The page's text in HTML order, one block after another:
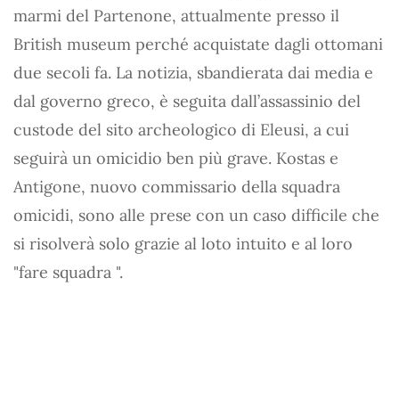
marmi del Partenone, attualmente presso il
British museum perché acquistate dagli ottomani
due secoli fa. La notizia, sbandierata dai media e
dal governo greco, è seguita dall’assassinio del
custode del sito archeologico di Eleusi, a cui
seguirà un omicidio ben più grave. Kostas e
Antigone, nuovo commissario della squadra
omicidi, sono alle prese con un caso difficile che
si risolverà solo grazie al loto intuito e al loro
"fare squadra ".